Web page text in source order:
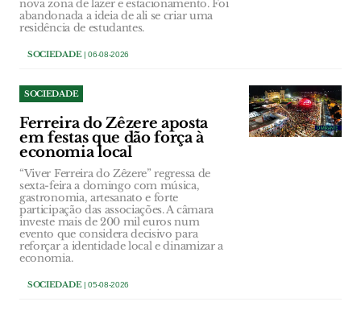
nova zona de lazer e estacionamento. Foi
abandonada a ideia de ali se criar uma
residência de estudantes.
SOCIEDADE| 06-08-2026
SOCIEDADE
Ferreira do Zêzere aposta
em festas que dão força à
economia local
“Viver Ferreira do Zêzere” regressa de
sexta-feira a domingo com música,
gastronomia, artesanato e forte
participação das associações. A câmara
investe mais de 200 mil euros num
evento que considera decisivo para
reforçar a identidade local e dinamizar a
economia.
SOCIEDADE| 05-08-2026